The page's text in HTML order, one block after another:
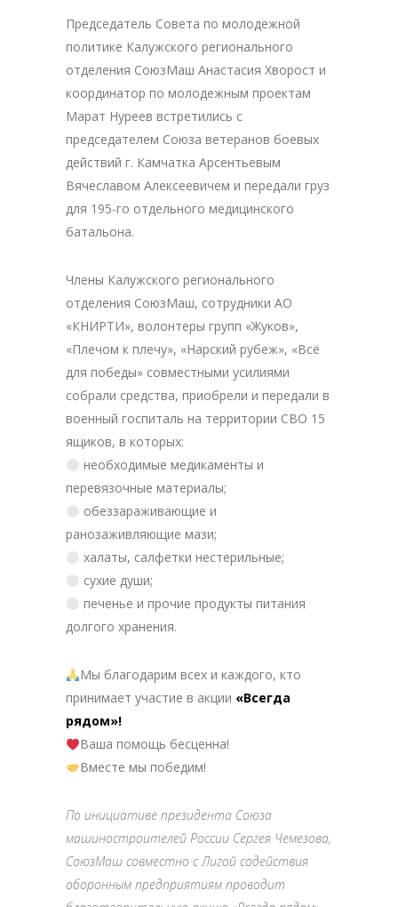
Председатель Совета по молодежной
политике Калужского регионального
отделения СоюзМаш Анастасия Хворост и
координатор по молодежным проектам
Марат Нуреев встретились с
председателем Союза ветеранов боевых
действий г. Камчатка Арсентьевым
Вячеславом Алексеевичем и передали груз
для 195-го отдельного медицинского
батальона.
Члены Калужского регионального
отделения СоюзМаш, сотрудники АО
«КНИРТИ», волонтеры групп «Жуков»,
«Плечом к плечу», «Нарский рубеж», «Всё
для победы» совместными усилиями
собрали средства, приобрели и передали в
военный госпиталь на территории СВО 15
ящиков, в которых:
необходимые медикаменты и
перевязочные материалы;
обеззараживающие и
ранозаживляющие мази;
халаты, салфетки нестерильные;
сухие души;
печенье и прочие продукты питания
долгого хранения.
Мы благодарим всех и каждого, кто
принимает участие в акции «Всегда
рядом»!
Ваша помощь бесценна!
Вместе мы победим!
По инициативе президента Союза
машиностроителей России Сергея Чемезова,
СоюзМаш совместно с Лигой содействия
оборонным предприятиям проводит